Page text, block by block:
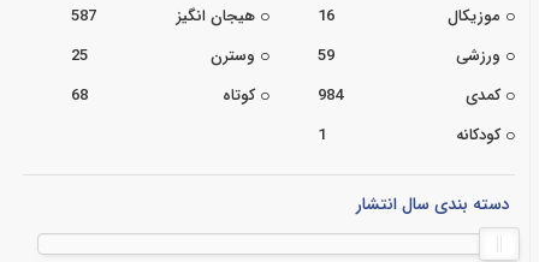
موزیکال
16 هیجان انگیز
587
ورزشی
59 وسترن
25
کمدی
984 کوتاه
68
کودکانه
1
دسته بندی سال انتشار